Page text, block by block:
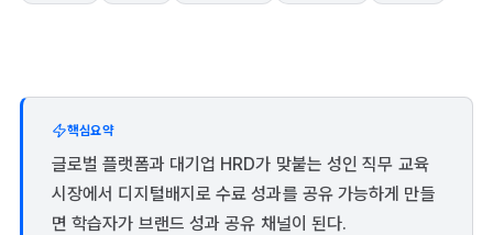
핵심요약
글로벌 플랫폼과 대기업 HRD가 맞붙는 성인 직무 교육
시장에서 디지털배지로 수료 성과를 공유 가능하게 만들
면 학습자가 브랜드 성과 공유 채널이 된다.